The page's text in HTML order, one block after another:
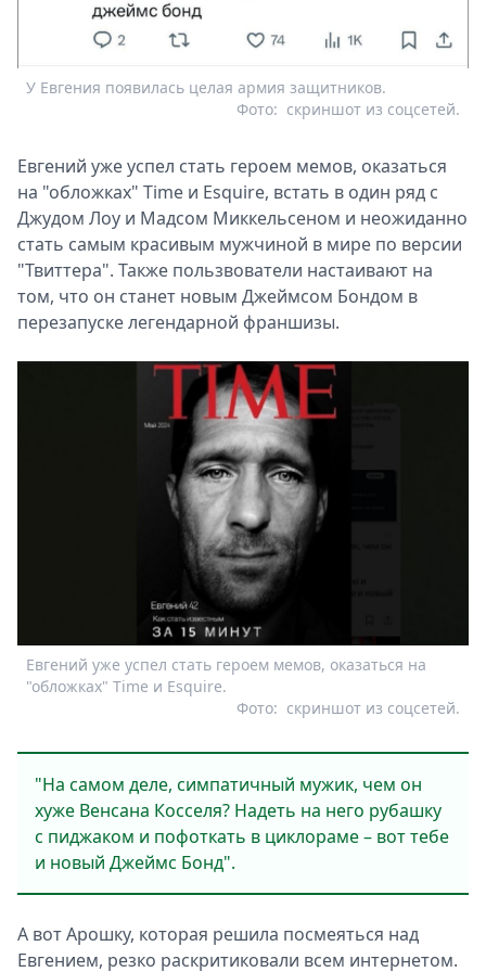
У Евгения появилась целая армия защитников.
скриншот из соцсетей.
Фото:
Евгений уже успел стать героем мемов, оказаться
на "обложках" Time и Esquire, встать в один ряд с
Джудом Лоу и Мадсом Миккельсеном и неожиданно
стать самым красивым мужчиной в мире по версии
"Твиттера". Также пользвователи настаивают на
том, что он станет новым Джеймсом Бондом в
перезапуске легендарной франшизы.
Евгений уже успел стать героем мемов, оказаться на
"обложках" Time и Esquire.
скриншот из соцсетей.
Фото:
"На самом деле, симпатичный мужик, чем он
хуже Венсана Косселя? Надеть на него рубашку
с пиджаком и пофоткать в циклораме – вот тебе
и новый Джеймс Бонд".
А вот Арошку, которая решила посмеяться над
Евгением, резко раскритиковали всем интернетом.